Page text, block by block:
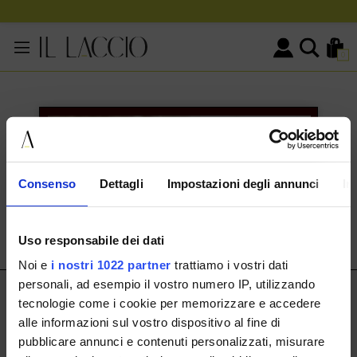
Consenso Dettagli Impostazioni degli annunci
Uso responsabile dei dati
Noi e i nostri 1022 partner trattiamo i vostri dati
personali, ad esempio il vostro numero IP, utilizzando
tecnologie come i cookie per memorizzare e accedere
alle informazioni sul vostro dispositivo al fine di
pubblicare annunci e contenuti personalizzati, misurare
0
KONTAKTINFORMATIONEN
Via Cassala 20 25126 Brescia
+393291008001
IL LACCIO
IL LACCIO